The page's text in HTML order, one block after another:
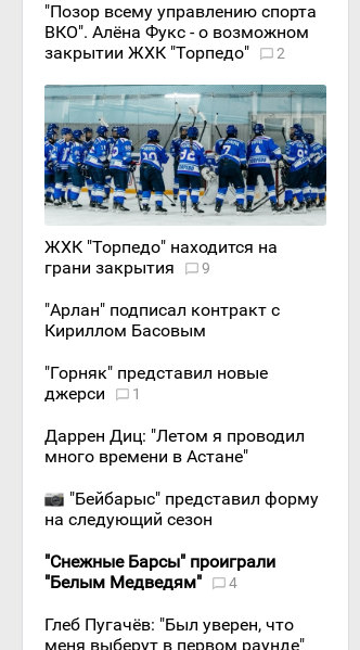
"Позор всему управлению спорта
ВКО". Алёна Фукс - о возможном
закрытии ЖХК "Торпедо"
2
ЖХК "Торпедо" находится на
грани закрытия
9
"Арлан" подписал контракт с
Кириллом Басовым
"Горняк" представил новые
джерси
1
Даррен Диц: "Летом я проводил
много времени в Астане"
"Бейбарыс" представил форму
на следующий сезон
"Снежные Барсы" проиграли
"Белым Медведям"
4
Глеб Пугачёв: "Был уверен, что
меня выберут в первом раунде"